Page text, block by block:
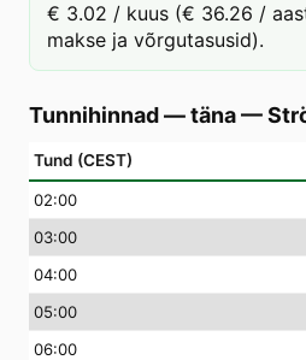
€ 3.02 / kuus (€ 36.26 /
makse ja võrgutasusid).
Tunnihinnad — täna—
Tund (CEST)
02:00
03:00
04:00
05:00
06:00